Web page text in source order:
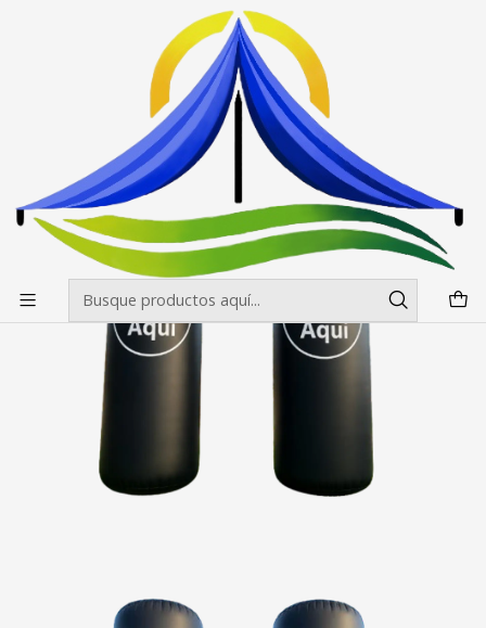
Envíos gratis desde $500.000 en Santiago
Totem Totem Inflable 2x1 mt Impreso